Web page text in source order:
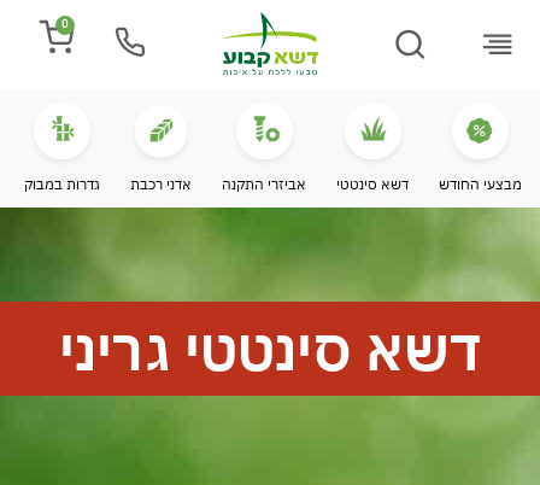
0
מבצעי החודש דשא סינטטי אביזרי התקנה אדני רכבת גדרות במבוק
דשא סינטטי גריני